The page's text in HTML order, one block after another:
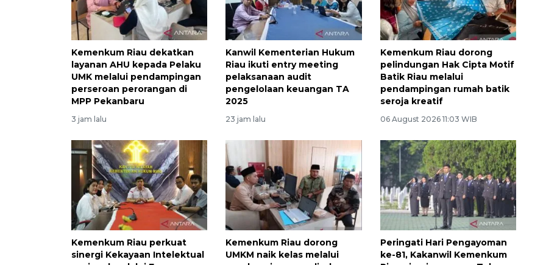
Kemenkum Riau dekatkan
layanan AHU kepada Pelaku
UMK melalui pendampingan
perseroan perorangan di
MPP Pekanbaru
3 jam lalu
Kanwil Kementerian Hukum
Riau ikuti entry meeting
pelaksanaan audit
pengelolaan keuangan TA
2025
23 jam lalu
Kemenkum Riau dorong
pelindungan Hak Cipta Motif
Batik Riau melalui
pendampingan rumah batik
seroja kreatif
06 August 2026 11:03 WIB
Kemenkum Riau perkuat
sinergi Kekayaan Intelektual
Kemenkum Riau dorong
UMKM naik kelas melalui
Peringati Hari Pengayoman
ke-81, Kakanwil Kemenkum